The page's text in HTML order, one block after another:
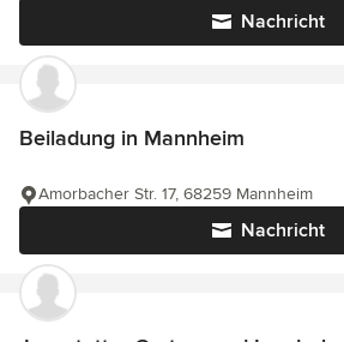
Nachricht
Beiladung in Mannheim
Nachricht
Amorbacher Str. 17, 68259 Mannheim